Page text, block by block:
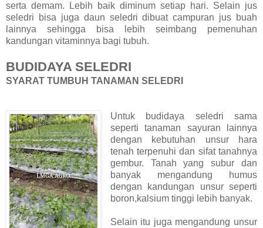
serta demam. Lebih baik diminum setiap hari. Selain jus
seledri bisa juga daun seledri dibuat campuran jus buah
lainnya sehingga bisa lebih seimbang pemenuhan
kandungan vitaminnya bagi tubuh.
BUDIDAYA SELEDRI
SYARAT TUMBUH TANAMAN SELEDRI
Untuk budidaya seledri sama
seperti tanaman sayuran lainnya
dengan kebutuhan unsur hara
tenah terpenuhi dan sifat tanahnya
gembur. Tanah yang subur dan
banyak mengandung humus
dengan kandungan unsur seperti
boron,kalsium tinggi lebih banyak.
Selain itu juga mengandung unsur